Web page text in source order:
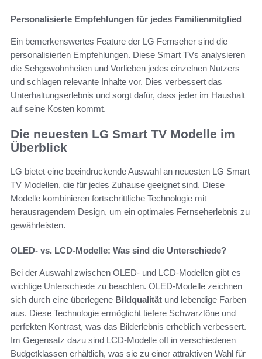
Personalisierte Empfehlungen für jedes Familienmitglied
Ein bemerkenswertes Feature der LG Fernseher sind die
personalisierten Empfehlungen. Diese Smart TVs analysieren
die Sehgewohnheiten und Vorlieben jedes einzelnen Nutzers
und schlagen relevante Inhalte vor. Dies verbessert das
Unterhaltungserlebnis und sorgt dafür, dass jeder im Haushalt
auf seine Kosten kommt.
Die neuesten LG Smart TV Modelle im
Überblick
LG bietet eine beeindruckende Auswahl an neuesten LG Smart
TV Modellen, die für jedes Zuhause geeignet sind. Diese
Modelle kombinieren fortschrittliche Technologie mit
herausragendem Design, um ein optimales Fernseherlebnis zu
gewährleisten.
OLED- vs. LCD-Modelle: Was sind die Unterschiede?
Bei der Auswahl zwischen OLED- und LCD-Modellen gibt es
wichtige Unterschiede zu beachten. OLED-Modelle zeichnen
sich durch eine überlegene Bildqualität und lebendige Farben
aus. Diese Technologie ermöglicht tiefere Schwarztöne und
perfekten Kontrast, was das Bilderlebnis erheblich verbessert.
Im Gegensatz dazu sind LCD-Modelle oft in verschiedenen
Budgetklassen erhältlich, was sie zu einer attraktiven Wahl für